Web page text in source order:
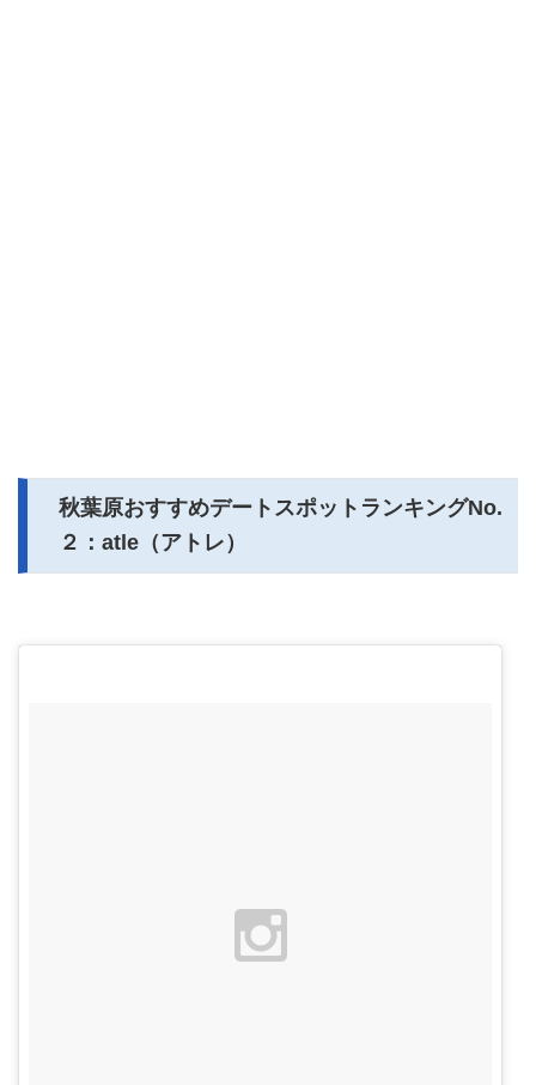
秋葉原おすすめデートスポットランキングNo.
２：atle（アトレ）